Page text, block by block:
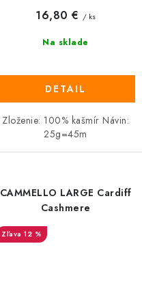
Na sklade
16,80 € / ks
DETAIL
Zloženie: 100% kašmír Návin:
25g=45m
CAMMELLO LARGE Cardiff
Cashmere
12 %